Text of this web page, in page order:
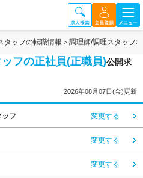
タッフの転職情報 調理師/調理スタッフ
フの正社員(正職員)公開求
2026年08月07日(金)更新
フ 変更する
変更する
変更する